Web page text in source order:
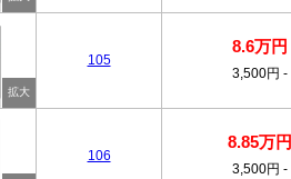
105
8.6万円
3,500円 -
106
8.85万円
3,500円 -